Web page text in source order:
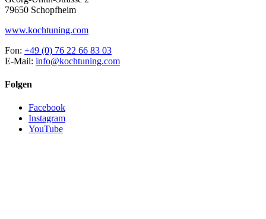
79650 Schopfheim
www.kochtuning.com
Fon: +49 (0) 76 22 66 83 03
E-Mail: info@kochtuning.com
Folgen
Facebook
Instagram
YouTube